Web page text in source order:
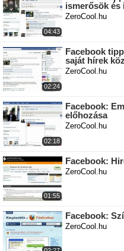
04:43
ismerősök és
ZeroCool.hu
02:24
Facebook
saját hírek
ZeroCool.hu
02:18
Facebook:
előhozása
ZeroCool.hu
01:55
Facebook:
ZeroCool.hu
Facebook:
ZeroCool.hu